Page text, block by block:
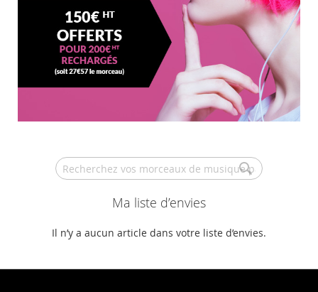
Ma liste d’envies
Il n’y a aucun article dans votre liste d’envies.